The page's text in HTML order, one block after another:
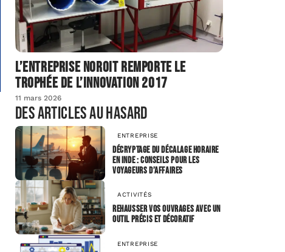
L’entreprise Noroit remporte le
Trophée de l’Innovation 2017
11 mars 2026
Des articles au hasard
ENTREPRISE
Décryptage du décalage horaire
en Inde : conseils pour les
voyageurs d’affaires
ACTIVITÉS
Rehausser vos ouvrages avec un
outil précis et décoratif
ENTREPRISE